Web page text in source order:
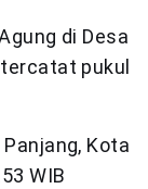
di Desa
pukul
Kota
WIB